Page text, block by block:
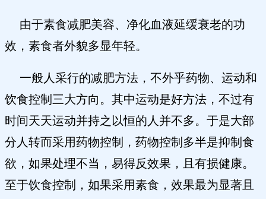
由于素食减肥美容、净化血液延缓衰老的功
效，素食者外貌多显年轻。
一般人采行的减肥方法，不外乎药物、运动和
饮食控制三大方向。其中运动是好方法，不过有
时间天天运动并持之以恒的人并不多。于是大部
分人转而采用药物控制，药物控制多半是抑制食
欲，如果处理不当，易得反效果，且有损健康。
至于饮食控制，如果采用素食，效果最为显著且